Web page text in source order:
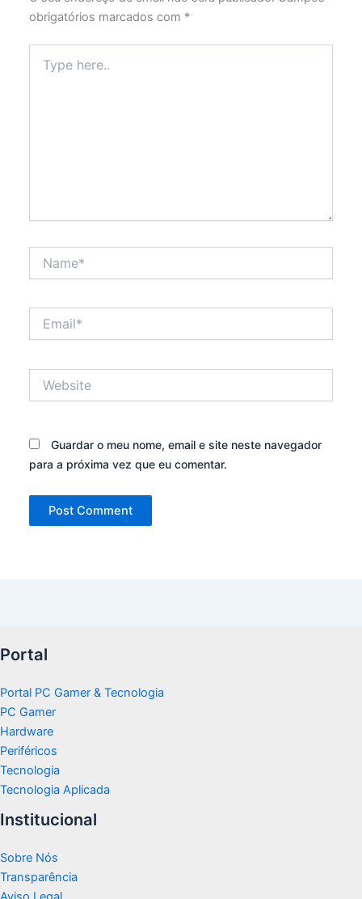
obrigatórios marcados com *
here..
Guardar o meu nome, email e site neste navegador
para a próxima vez que eu comentar.
Portal
Portal PC Gamer & Tecnologia
PC Gamer
Hardware
Periféricos
Tecnologia
Tecnologia Aplicada
Institucional
Sobre Nós
Transparência